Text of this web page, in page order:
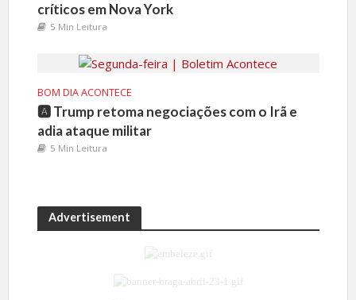
críticos em Nova York
5 Min Leitura
BOM DIA ACONTECE
🅰️ Trump retoma negociações com o Irã e
adia ataque militar
5 Min Leitura
Advertisement